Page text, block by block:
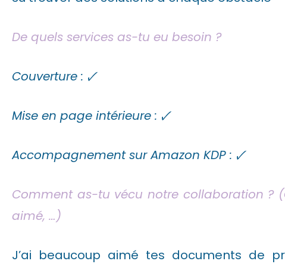
De quels services as-tu eu besoin ?
Couverture : 🗸
Mise en page intérieure : 🗸
Accompagnement sur Amazon KDP : 🗸
Comment as-tu vécu notre collaboration ?
aimé, …)
J’ai beaucoup aimé tes documents de